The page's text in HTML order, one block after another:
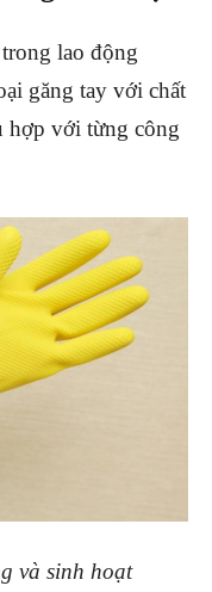
lao động
găng tay với chất
hợp với từng công
và sinh hoạt